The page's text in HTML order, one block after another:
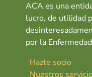
ACA es una
lucro, de utilidad
por la
Hazte socio
Nuestros